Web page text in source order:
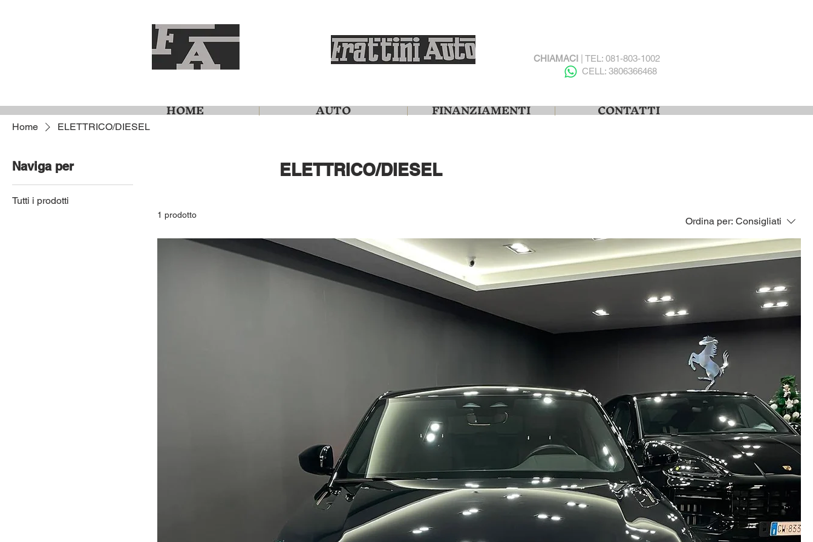
CHIAMACI | TEL: 081-803-1002
CELL: 3806366468
HOME AUTO FINANZIAMENTI CONTATTI
Home ELETTRICO/DIESEL
Naviga per
Tutti i prodotti
ELETTRICO/DIESEL
1 prodotto
Ordina per: Consigliati